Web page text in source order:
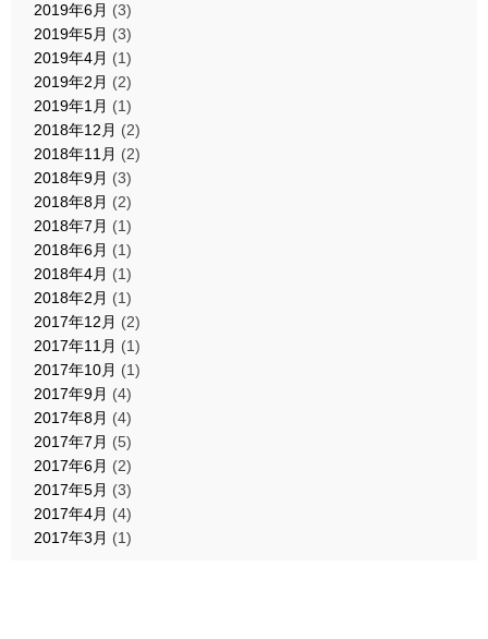
2019年6月 (3)
2019年5月 (3)
2019年4月 (1)
2019年2月 (2)
2019年1月 (1)
2018年12月 (2)
2018年11月 (2)
2018年9月 (3)
2018年8月 (2)
2018年7月 (1)
2018年6月 (1)
2018年4月 (1)
2018年2月 (1)
2017年12月 (2)
2017年11月 (1)
2017年10月 (1)
2017年9月 (4)
2017年8月 (4)
2017年7月 (5)
2017年6月 (2)
2017年5月 (3)
2017年4月 (4)
2017年3月 (1)